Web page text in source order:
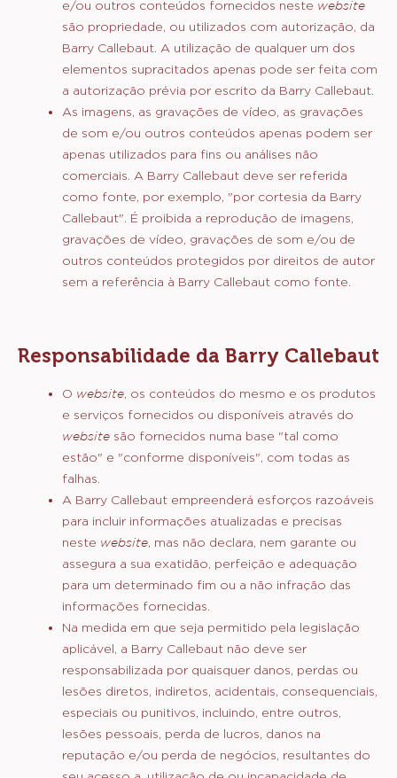
internacionais. Obras protegidas por direitos
autorais subsistem nos conteúdos disponíveis no
website, individual e coletivamente, assim como em
todo o código-fonte utilizado para o
funcionamento do website. As marcas registadas,
as marcas de serviços, os nomes comerciais, trade
dress e os produtos representados nestewebsite
estão sujeitos a proteção legal comum sobre os
bens registados ou não registados. Todas as
imagens, gravações de vídeo, gravações de som
e/ou outros conteúdos fornecidos nestewebsite
são propriedade, ou utilizados com autorização, da
Barry Callebaut. A utilização de qualquer um dos
elementos supracitados apenas pode ser feita com
de som e/ou outros conteúdos apenas podem ser
comerciais. A Barry Callebaut deve ser referida
como fonte, por exemplo, "por cortesia da Barry
Callebaut". É proibida a reprodução de imagens,
gravações de vídeo, gravações de som e/ou de
outros conteúdos protegidos por direitos de autor
sem a referência à Barry Callebaut como fonte.
Responsabilidade da Barry Callebaut
O website , os conteúdos do mesmo e os produtos
e serviços fornecidos ou disponíveis através do
website são fornecidos numa base "tal como
estão" e "conforme disponíveis", com todas as
falhas.
A Barry Callebaut empreenderá esforços razoáveis
para incluir informações atualizadas e precisas
nestewebsite, mas não declara, nem garante ou